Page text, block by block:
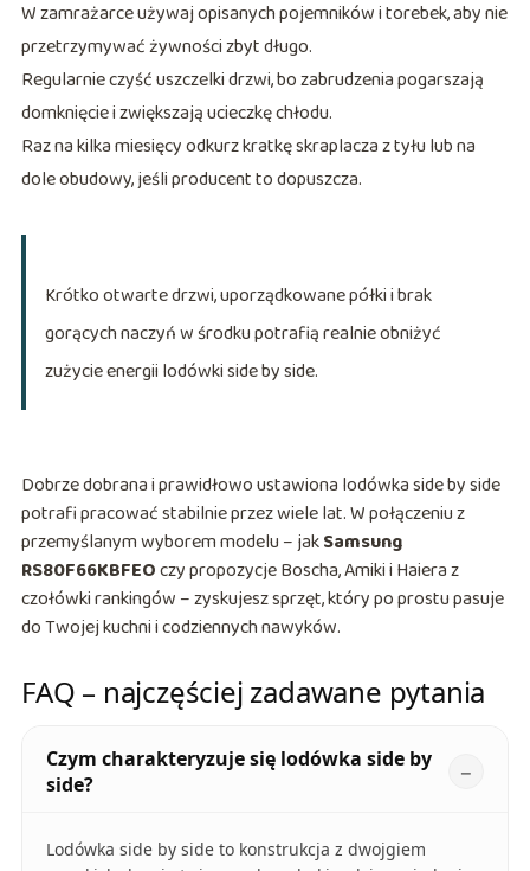
W zamrażarce używaj opisanych pojemników i torebek, aby nie
przetrzymywać żywności zbyt długo.
Regularnie czyść uszczelki drzwi, bo zabrudzenia pogarszają
domknięcie i zwiększają ucieczkę chłodu.
Raz na kilka miesięcy odkurz kratkę skraplacza z tyłu lub na
dole obudowy, jeśli producent to dopuszcza.
Krótko otwarte drzwi, uporządkowane półki i brak
gorących naczyń w środku potrafią realnie obniżyć
zużycie energii lodówki side by side.
Dobrze dobrana i prawidłowo ustawiona lodówka side by side
potrafi pracować stabilnie przez wiele lat. W połączeniu z
przemyślanym wyborem modelu – jakSamsung
RS80F66KBFEOczy propozycje Boscha, Amiki i Haiera z
czołówki rankingów – zyskujesz sprzęt, który po prostu pasuje
do Twojej kuchni i codziennych nawyków.
FAQ – najczęściej zadawane pytania
Czym charakteryzuje się lodówka side by
side?
Lodówka side by side to konstrukcja z dwojgiem